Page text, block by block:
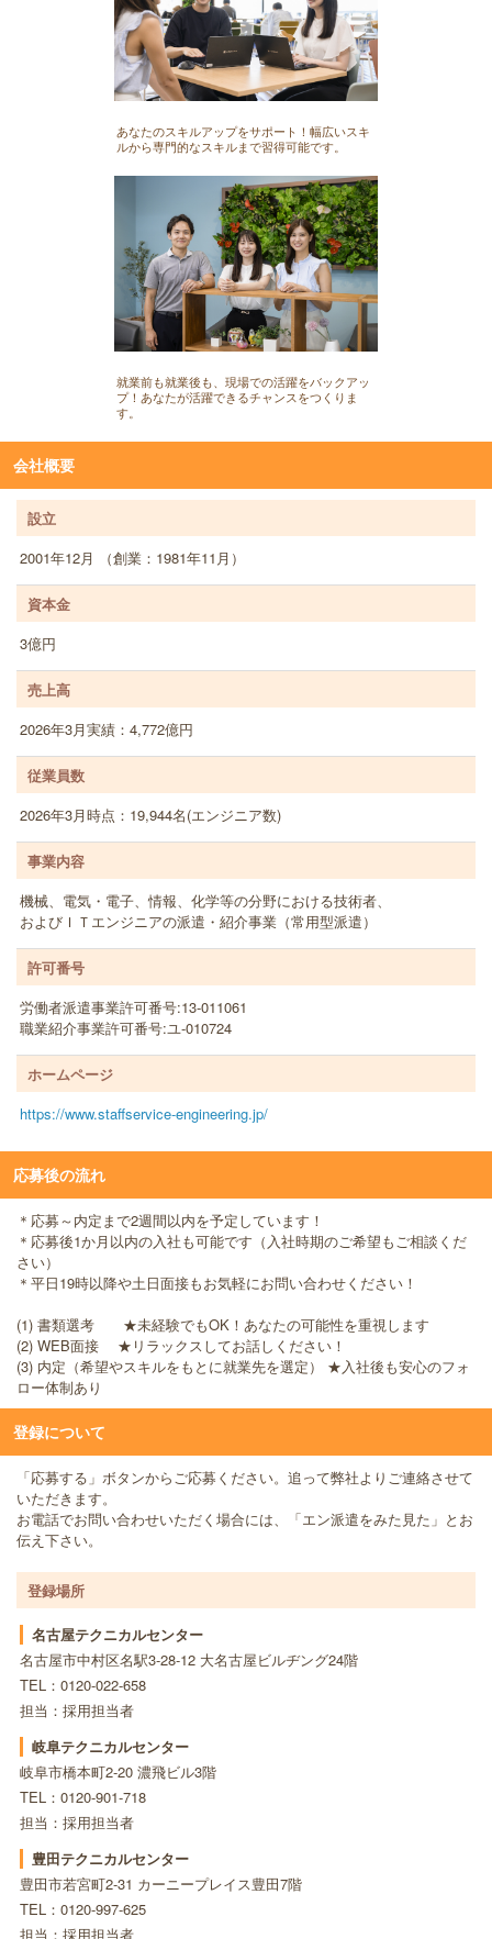
あなたのスキルアップをサポート！幅広いスキ
ルから専門的なスキルまで習得可能です。
就業前も就業後も、現場での活躍をバックアッ
プ！あなたが活躍できるチャンスをつくりま
す。
会社概要
設立
2001年12月 （創業：1981年11月）
資本金
3億円
売上高
2026年3月実績：4,772億円
従業員数
2026年3月時点：19,944名(エンジニア数)
事業内容
機械、電気・電子、情報、化学等の分野における技術者、
およびＩＴエンジニアの派遣・紹介事業（常用型派遣）
許可番号
労働者派遣事業許可番号:13-011061
職業紹介事業許可番号:ユ-010724
ホームページ
https://www.staffservice-engineering.jp/
応募後の流れ
＊応募～内定まで2週間以内を予定しています！
＊応募後1か月以内の入社も可能です（入社時期のご希望もご相談くだ
さい）
＊平日19時以降や土日面接もお気軽にお問い合わせください！
(1) 書類選考 ★未経験でもOK！あなたの可能性を重視します
(2) WEB面接 ★リラックスしてお話しください！
(3) 内定（希望やスキルをもとに就業先を選定） ★入社後も安心のフォ
ロー体制あり
登録について
「応募する」ボタンからご応募ください。追って弊社よりご連絡させて
いただきます。
お電話でお問い合わせいただく場合には、「エン派遣をみた見た」とお
伝え下さい。
登録場所
名古屋テクニカルセンター
名古屋市中村区名駅3-28-12 大名古屋ビルヂング24階
TEL：0120-022-658
担当：採用担当者
岐阜テクニカルセンター
岐阜市橋本町2-20 濃飛ビル3階
TEL：0120-901-718
担当：採用担当者
豊田テクニカルセンター
豊田市若宮町2-31 カーニープレイス豊田7階
TEL：0120-997-625
担当：採用担当者